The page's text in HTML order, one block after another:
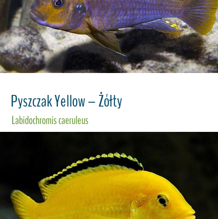
Pyszczak Yellow – Żółty
Labidochromis caeruleus